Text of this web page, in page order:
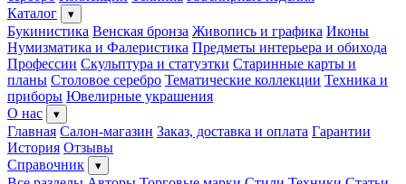
Каталог
▾
Букинистика Венская бронза Живопись и графика Иконы
Нумизматика и Фалеристика Предметы интерьера и обихода
Профессии Скульптура и статуэтки Старинные карты и
планы Столовое серебро Тематические коллекции Техника и
приборы Ювелирные украшения
О нас
▾
Главная Салон-магазин Заказ, доставка и оплата Гарантии
История Отзывы
Справочник
▾